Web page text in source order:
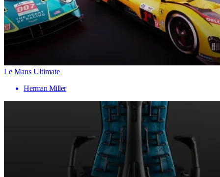
Le Mans Ultimate
Herman Miller